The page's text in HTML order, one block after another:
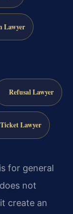
Lawyer
Refusal Lawyer
Lawyer
for general
not
create an